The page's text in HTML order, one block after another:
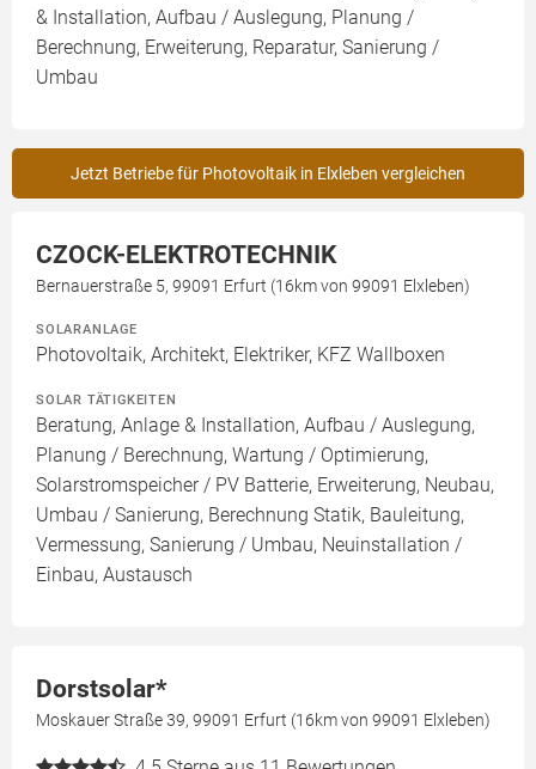
& Installation, Aufbau / Auslegung, Planung /
Berechnung, Erweiterung, Reparatur, Sanierung /
Umbau
Jetzt Betriebe für Photovoltaik in Elxleben vergleichen
CZOCK-ELEKTROTECHNIK
Bernauerstraße 5, 99091 Erfurt (16km von 99091 Elxleben)
SOLARANLAGE
Photovoltaik, Architekt, Elektriker, KFZ Wallboxen
SOLAR TÄTIGKEITEN
Beratung, Anlage & Installation, Aufbau / Auslegung,
Planung / Berechnung, Wartung / Optimierung,
Solarstromspeicher / PV Batterie, Erweiterung, Neubau,
Umbau / Sanierung, Berechnung Statik, Bauleitung,
Vermessung, Sanierung / Umbau, Neuinstallation /
Einbau, Austausch
Dorstsolar*
Moskauer Straße 39, 99091 Erfurt (16km von 99091 Elxleben)